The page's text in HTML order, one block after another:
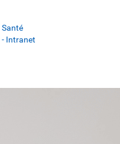
Santé
- Intranet